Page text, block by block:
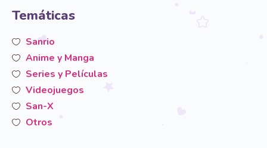
Temáticas
Sanrio
Anime y Manga
Series y Películas
Videojuegos
San-X
Otros